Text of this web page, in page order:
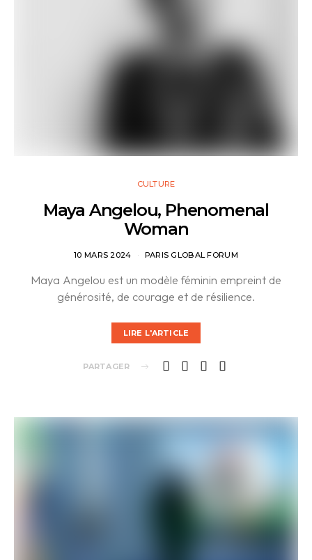
CULTURE
Maya Angelou, Phenomenal
Woman
10 MARS 2024 PARIS GLOBAL FORUM
Maya Angelou est un modèle féminin empreint de
générosité, de courage et de résilience.
LIRE L'ARTICLE
PARTAGER